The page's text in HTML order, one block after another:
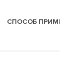
СПОСОБ